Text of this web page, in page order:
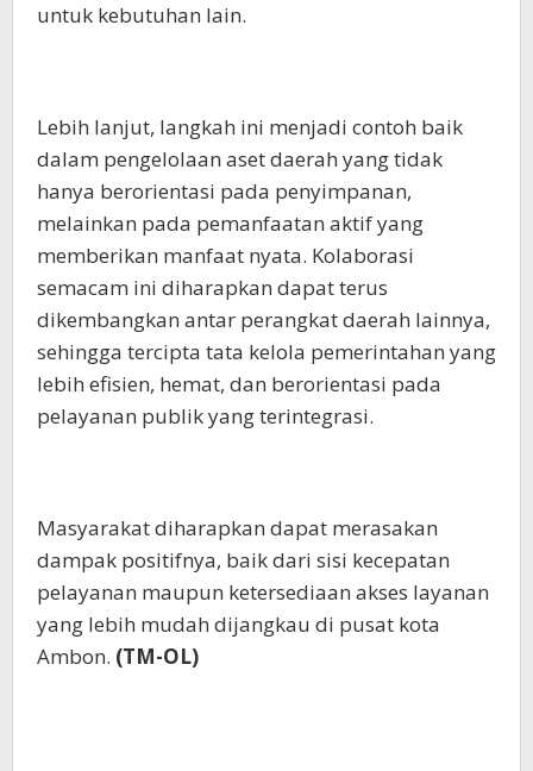
untuk kebutuhan lain.
Lebih lanjut, langkah ini menjadi contoh baik
dalam pengelolaan aset daerah yang tidak
hanya berorientasi pada penyimpanan,
melainkan pada pemanfaatan aktif yang
memberikan manfaat nyata. Kolaborasi
semacam ini diharapkan dapat terus
dikembangkan antar perangkat daerah lainnya,
sehingga tercipta tata kelola pemerintahan yang
lebih efisien, hemat, dan berorientasi pada
pelayanan publik yang terintegrasi.
Masyarakat diharapkan dapat merasakan
dampak positifnya, baik dari sisi kecepatan
pelayanan maupun ketersediaan akses layanan
yang lebih mudah dijangkau di pusat kota
Ambon. (TM-OL)